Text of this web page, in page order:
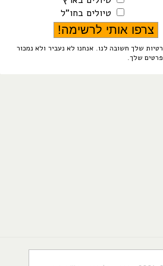
טיולים בחו"ל
שלך חשובה לנו. אנחנו לא נעביר ולא נמכור
שלך.